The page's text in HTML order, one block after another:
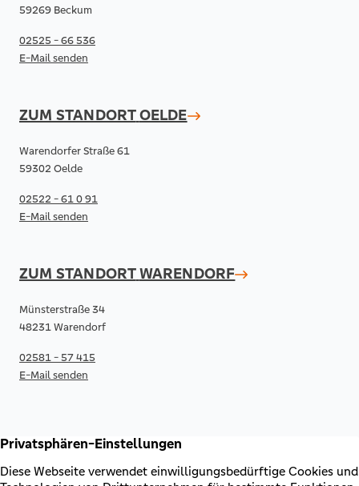
59269 Beckum
02525 - 66 536
E-Mail senden
ZUM STANDORTOELDE
Warendorfer Straße 61
59302 Oelde
02522 - 61 0 91
E-Mail senden
ZUM STANDORTWARENDORF
Münsterstraße 34
48231 Warendorf
02581 - 57 415
E-Mail senden
RECHTLICHES & KONTAKT